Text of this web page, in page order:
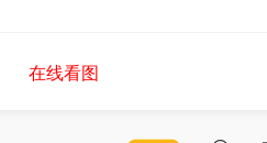
在线看图